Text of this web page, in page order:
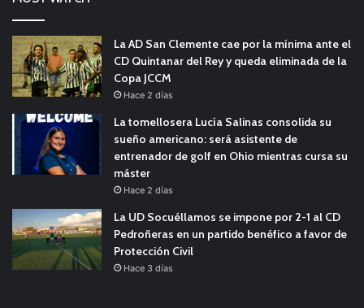
La AD San Clemente cae por la mínima ante el
CD Quintanar del Rey y queda eliminada de la
Copa JCCM
Hace 2 días
La tomellosera Lucía Salinas consolida su
sueño americano: será asistente de
entrenador de golf en Ohio mientras cursa su
máster
Hace 2 días
La UD Socuéllamos se impone por 2-1 al CD
Pedroñeras en un partido benéfico a favor de
Protección Civil
Hace 3 días